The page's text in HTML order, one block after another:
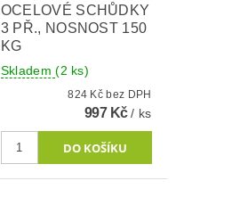
OCELOVÉ SCHŮDKY
3 PŘ., NOSNOST 150
KG
Skladem(2 ks)
824 Kč bez DPH
997 Kč/ ks